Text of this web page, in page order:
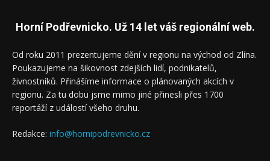
Horní Podřevnicko. Už 14 let váš regionální web.
Od roku 2011 prezentujeme dění v regionu na východ od Zlína.
Poukazujeme na šikovnost zdejších lidí, podnikatelů,
živnostníků. Přinášíme informace o plánovaných akcích v
regionu. Za tu dobu jsme mimo jiné přinesli přes 1700
reportáží z událostí všeho druhu.
Redakce: info@hornipodrevnicko.cz